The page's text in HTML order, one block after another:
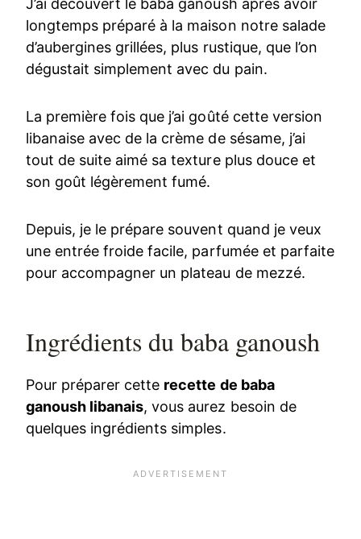
longtemps préparé à la maison notre salade
d’aubergines grillées, plus rustique, que l’on
dégustait simplement avec du pain.
La première fois que j’ai goûté cette version
libanaise avec de la crème de sésame, j’ai
tout de suite aimé sa texture plus douce et
son goût légèrement fumé.
Depuis, je le prépare souvent quand je veux
une entrée froide facile, parfumée et parfaite
pour accompagner un plateau de mezzé.
Ingrédients du baba ganoush
Pour préparer cette recette de baba
ganoush libanais, vous aurez besoin de
quelques ingrédients simples.